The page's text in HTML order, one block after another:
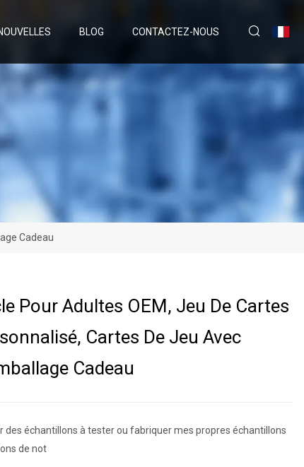
BLOG CONTACTEZ-NOUS
Cadeau
Pour Adultes OEM, Jeu De Cartes
Cartes De Jeu Avec
Cadeau
des échantillons à tester ou fabriquer mes propres échantillons
de not